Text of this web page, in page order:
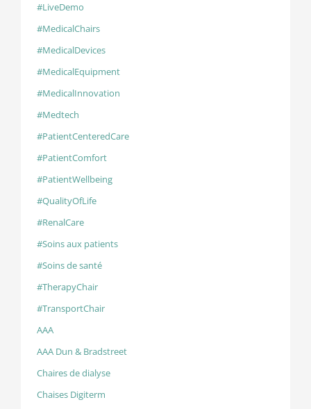
#LiveDemo
#MedicalChairs
#MedicalDevices
#MedicalEquipment
#MedicalInnovation
#Medtech
#PatientCenteredCare
#PatientComfort
#PatientWellbeing
#QualityOfLife
#RenalCare
#Soins aux patients
#Soins de santé
#TherapyChair
#TransportChair
AAA
AAA Dun & Bradstreet
Chaires de dialyse
Chaises Digiterm